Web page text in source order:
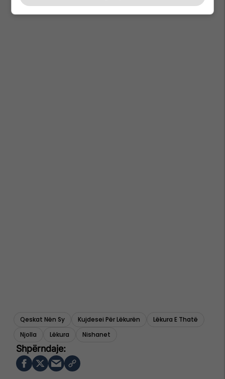
Qeskat Nën Sy Kujdesei Për Lëkurën
Lëkura E Thatë
Njolla
Lëkura Nishanet